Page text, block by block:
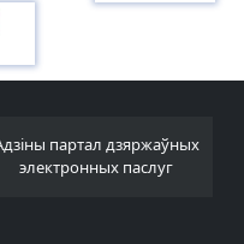
Беларускае тэлеграфнае
агенцтва